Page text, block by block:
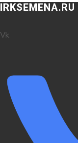
IRKSEMENA.RU
Vk